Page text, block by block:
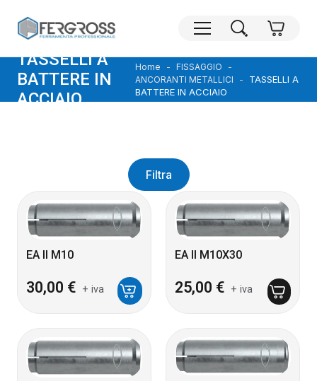
TASSELLI A
BATTERE IN
ACCIAIO
Home
FISSAGGIO
ANCORANTI METALLICI
TASSELLI A
BATTERE IN ACCIAIO
Filtra
EA II M10
30,00 € + iva
EA II M10X30
25,00 € + iva